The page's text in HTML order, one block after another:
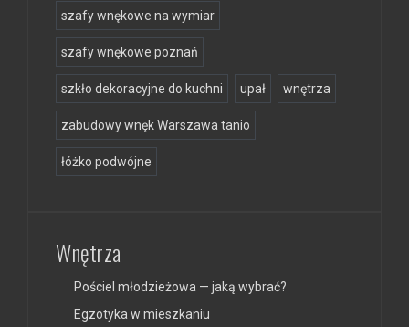
szafy wnękowe na wymiar
szafy wnękowe poznań
szkło dekoracyjne do kuchni upał wnętrza
zabudowy wnęk Warszawa tanio
łóżko podwójne
Wnętrza
Pościel młodzieżowa — jaką wybrać?
Egzotyka w mieszkaniu